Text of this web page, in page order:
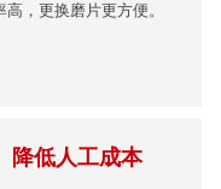
高，更换磨片更方便。
降低人工成本